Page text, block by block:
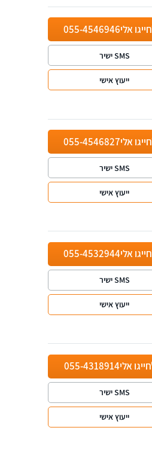
חייגו אלי055-4546946
SMS ישיר
ייעוץ אישי
חייגו אלי055-4546827
SMS ישיר
ייעוץ אישי
חייגו אלי055-4532944
SMS ישיר
ייעוץ אישי
חייגו אלי055-4318914
SMS ישיר
ייעוץ אישי